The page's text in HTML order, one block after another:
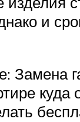
и
Замена
куда